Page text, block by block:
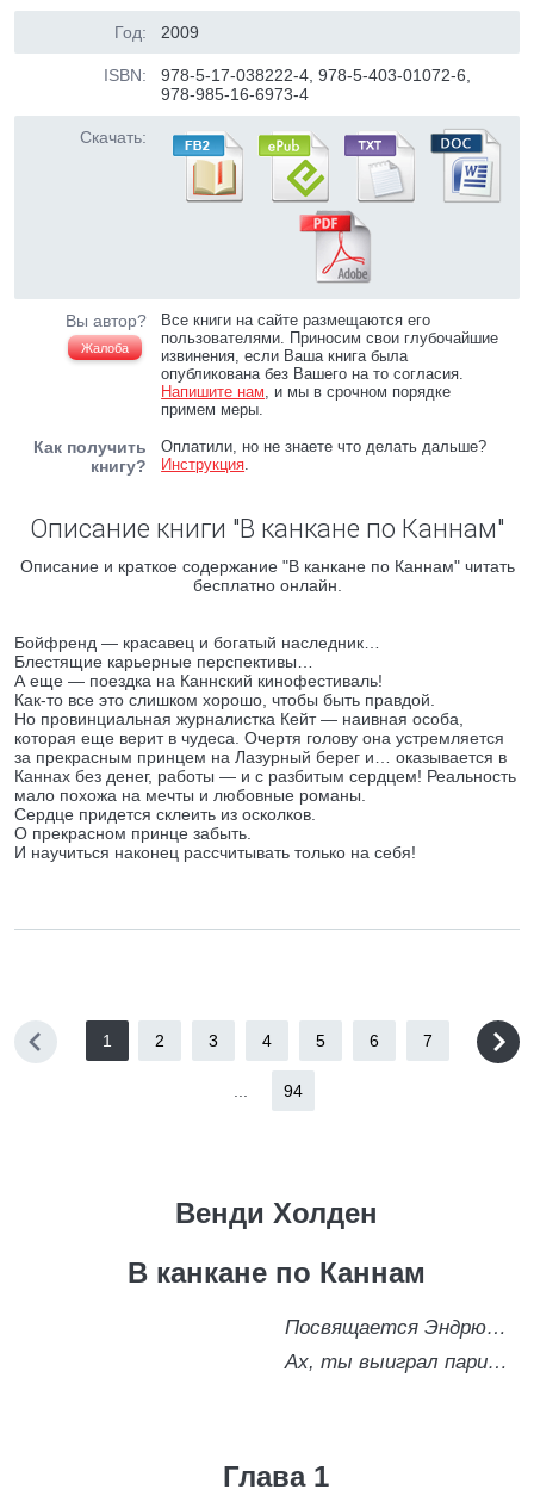
Год: 2009
ISBN:
978-5-17-038222-4, 978-5-403-01072-6,
978-985-16-6973-4
Скачать:
Вы автор?
Жалоба
Все книги на сайте размещаются его
пользователями. Приносим свои глубочайшие
извинения, если Ваша книга была
опубликована без Вашего на то согласия.
Напишите нам, и мы в срочном порядке
примем меры.
Как получить
книгу?
Оплатили, но не знаете что делать дальше?
Инструкция.
Описание книги "В канкане по Каннам"
Описание и краткое содержание "В канкане по Каннам" читать
бесплатно онлайн.
Бойфренд — красавец и богатый наследник…
Блестящие карьерные перспективы…
А еще — поездка на Каннский кинофестиваль!
Как-то все это слишком хорошо, чтобы быть правдой.
Но провинциальная журналистка Кейт — наивная особа,
которая еще верит в чудеса. Очертя голову она устремляется
за прекрасным принцем на Лазурный берег и… оказывается в
Каннах без денег, работы — и с разбитым сердцем! Реальность
мало похожа на мечты и любовные романы.
Сердце придется склеить из осколков.
О прекрасном принце забыть.
И научиться наконец рассчитывать только на себя!
1 2 3 4 5 6 7
94
Венди Холден
В канкане по Каннам
Посвящается Эндрю…
Ах, ты выиграл пари…
Глава 1